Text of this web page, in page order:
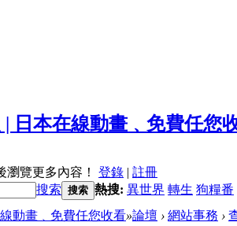
瀏覽更多內容！ 登錄 | 註冊
搜索 搜索 熱搜: 異世界 轉生 狗糧番
動畫﹑免費任您收看»論壇 › 網站事務 ›